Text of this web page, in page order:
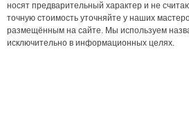
носят предварительный характер и не
точную стоимость уточняйте у наших
размещённым на сайте. Мы используем
исключительно в информационных целях.